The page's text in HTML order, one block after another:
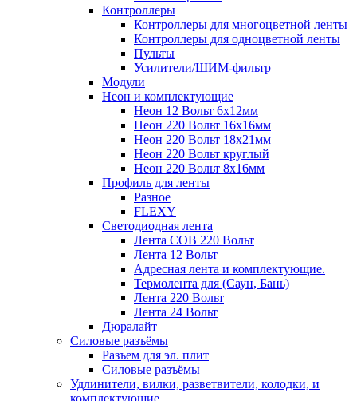
Контроллеры
Контроллеры для многоцветной ленты
Контроллеры для одноцветной ленты
Пульты
Усилители/ШИМ-фильтр
Модули
Неон и комплектующие
Неон 12 Вольт 6х12мм
Неон 220 Вольт 16х16мм
Неон 220 Вольт 18х21мм
Неон 220 Вольт круглый
Неон 220 Вольт 8х16мм
Профиль для ленты
Разное
FLEXY
Светодиодная лента
Лента СОВ 220 Вольт
Лента 12 Вольт
Адресная лента и комплектующие.
Термолента для (Саун, Бань)
Лента 220 Вольт
Лента 24 Вольт
Дюралайт
Силовые разъёмы
Разъем для эл. плит
Силовые разъёмы
Удлинители, вилки, разветвители, колодки, и
комплектующие